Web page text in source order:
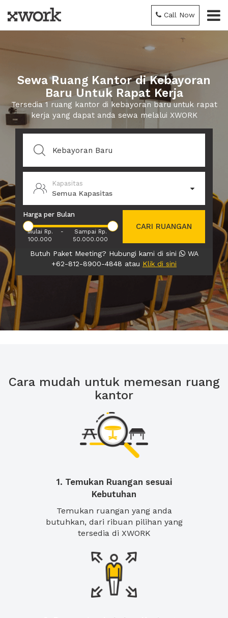
Call Now
Sewa Ruang Kantor di Kebayoran
Baru Untuk Rapat Kerja
Tersedia 1 ruang kantor di kebayoran baru untuk rapat
kerja yang dapat anda sewa melalui XWORK
Kapasitas
Semua Kapasitas
Harga per Bulan
Mulai Rp.
100.000
-
Sampai Rp.
50.000.000
CARI RUANGAN
Butuh Paket Meeting? Hubungi kami di sini
WA
+62-812-8900-4848 atau Klik di sini
Cara mudah untuk memesan ruang
kantor
1. Temukan Ruangan sesuai
Kebutuhan
Temukan ruangan yang anda
butuhkan, dari ribuan pilihan yang
tersedia di XWORK